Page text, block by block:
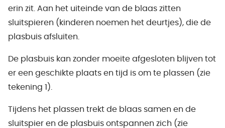
erin zit. Aan het uiteinde van de blaas zitten
sluitspieren (kinderen noemen het deurtjes), die de
plasbuis afsluiten.
De plasbuis kan zonder moeite afgesloten blijven tot
er een geschikte plaats en tijd is om te plassen (zie
tekening 1).
Tijdens het plassen trekt de blaas samen en de
sluitspier en de plasbuis ontspannen zich (zie